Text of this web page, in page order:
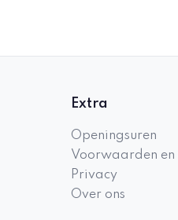
Extra
Openingsuren
Voorwaarden
Privacy
Over ons